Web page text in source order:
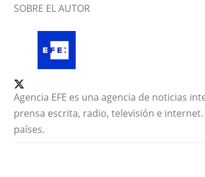
SOBRE EL AUTOR
Agencia EFE es una agencia de noticias
prensa escrita, radio, televisión e
países.